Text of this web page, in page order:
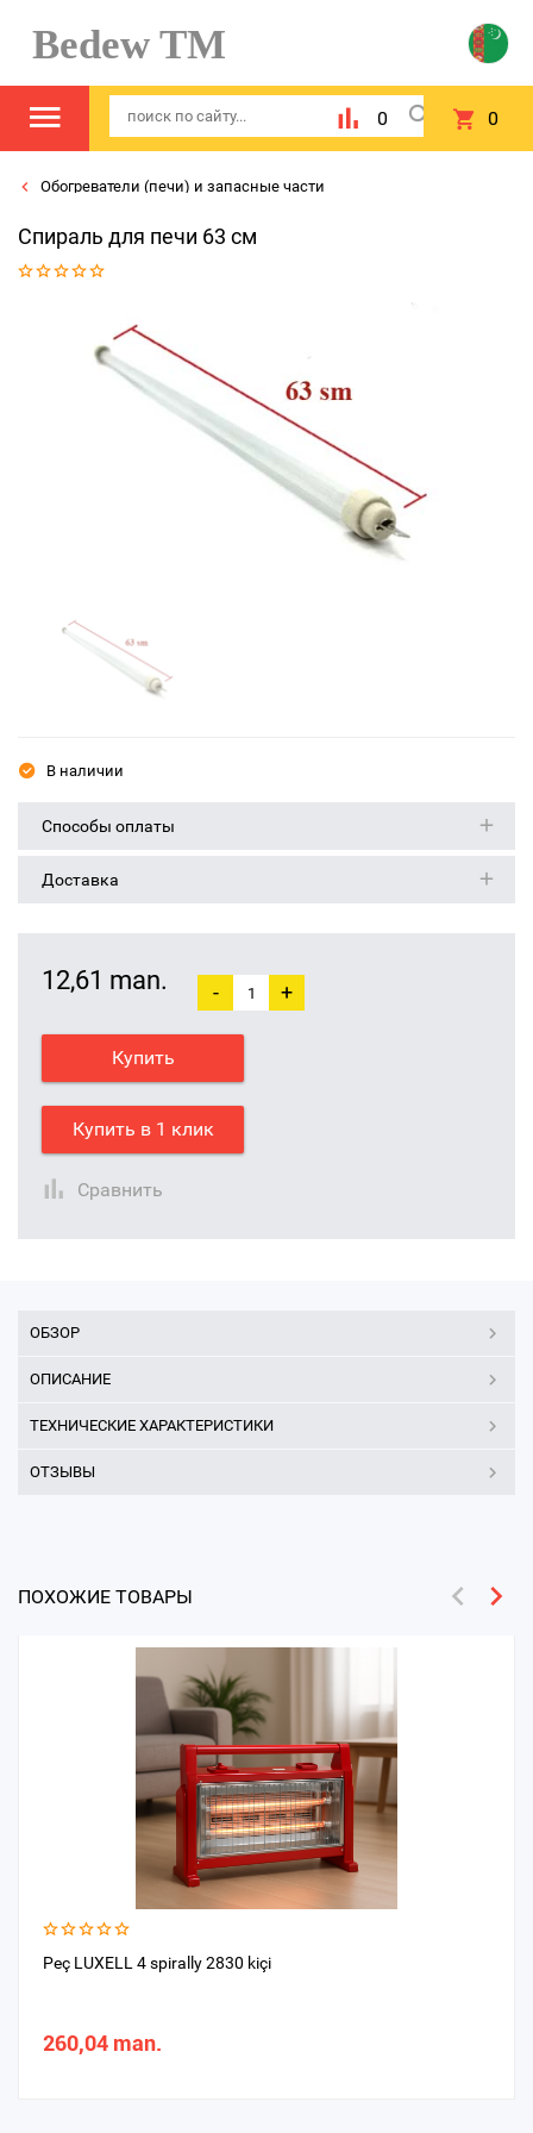
Bedew TM
0 0
Обогреватели (печи) и запасные части
Спираль для печи 63 см
В наличии
Способы оплаты
Доставка
12,61 man. - +
Купить
Купить в 1 клик
Сравнить
ОБЗОР
ОПИСАНИЕ
ТЕХНИЧЕСКИЕ ХАРАКТЕРИСТИКИ
ОТЗЫВЫ
ПОХОЖИЕ ТОВАРЫ
Peç LUXELL 4 spirally 2830 kiçi
260,04 man.